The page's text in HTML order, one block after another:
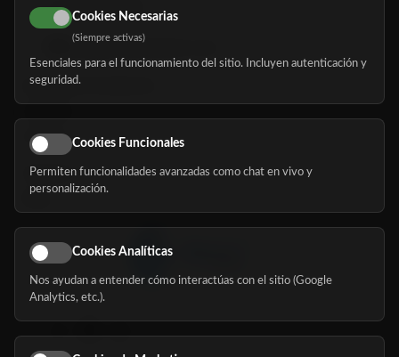
616 113 103
hola@mundomayor.com
Buscador de residencias
Eventos
Nosotros
Síguenos
Cookies Necesarias
(Siempre activas)
Esenciales para el funcionamiento del sitio. Incluyen autenticación y
seguridad.
Cookies Funcionales
Permiten funcionalidades avanzadas como chat en vivo y
personalización.
Cookies Analíticas
Nos ayudan a entender cómo interactúas con el sitio (Google
Analytics, etc.).